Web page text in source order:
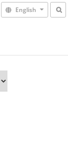
English